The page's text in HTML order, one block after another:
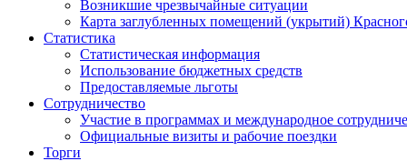
Возникшие чрезвычайные ситуации
Карта заглубленных помещений (укрытий)
Статистика
Статистическая информация
Использование бюджетных средств
Предоставляемые льготы
Сотрудничество
Участие в программах и международное
Официальные визиты и рабочие поездки
Торги